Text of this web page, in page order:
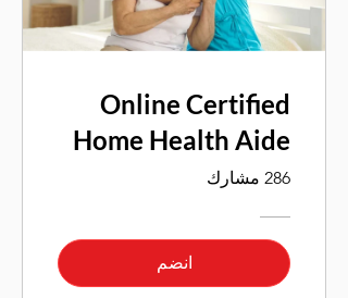
Online Certified
Home Health Aide
286 مشارك
انضم